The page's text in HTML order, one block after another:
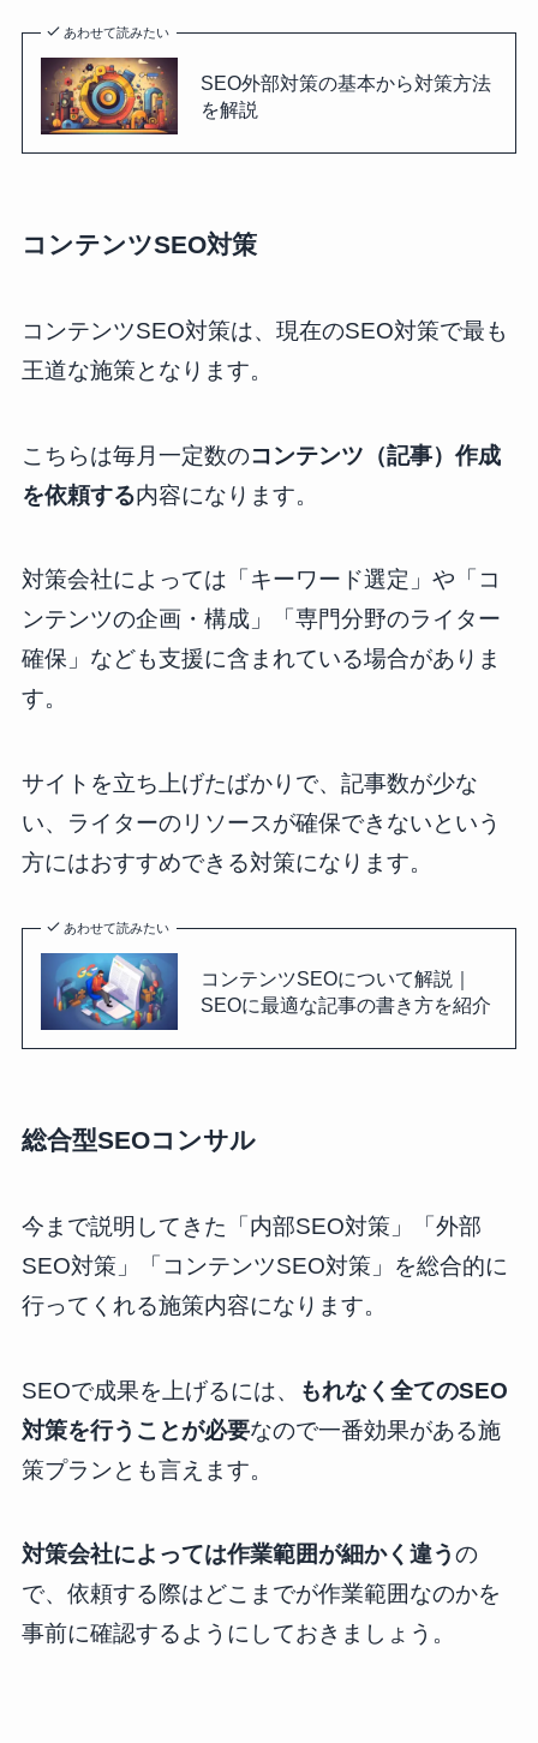
あわせて読みたい
SEO外部対策の基本から対策方法
を解説
コンテンツSEO対策
コンテンツSEO対策は、現在のSEO対策で最も
王道な施策となります。
こちらは毎月一定数のコンテンツ（記事）作成
を依頼する内容になります。
対策会社によっては「キーワード選定」や「コ
ンテンツの企画・構成」「専門分野のライター
確保」なども支援に含まれている場合がありま
す。
サイトを立ち上げたばかりで、記事数が少な
い、ライターのリソースが確保できないという
方にはおすすめできる対策になります。
あわせて読みたい
コンテンツSEOについて解説｜
SEOに最適な記事の書き方を紹介
総合型SEOコンサル
今まで説明してきた「内部SEO対策」「外部
SEO対策」「コンテンツSEO対策」を総合的に
行ってくれる施策内容になります。
SEOで成果を上げるには、
もれなく全てのSEO
対策を行うことが必要なので一番効果がある施
策プランとも言えます。
対策会社によっては作業範囲が細かく違うの
で、依頼する際はどこまでが作業範囲なのかを
事前に確認するようにしておきましょう。